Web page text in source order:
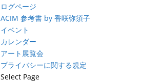
ログページ
ACIM 参考書 by 香咲弥須子
イベント
カレンダー
アート展覧会
プライバシーに関する規定
Select Page